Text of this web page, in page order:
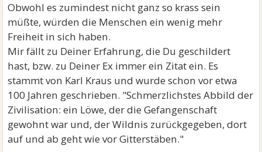
Obwohl es zumindest nicht ganz so krass sein
müßte, würden die Menschen ein wenig mehr
Freiheit in sich haben.
Mir fällt zu Deiner Erfahrung, die Du geschildert
hast, bzw. zu Deiner Ex immer ein Zitat ein. Es
stammt von Karl Kraus und wurde schon vor etwa
100 Jahren geschrieben. "Schmerzlichstes Abbild der
Zivilisation: ein Löwe, der die Gefangenschaft
gewohnt war und, der Wildnis zurückgegeben, dort
auf und ab geht wie vor Gitterstäben."